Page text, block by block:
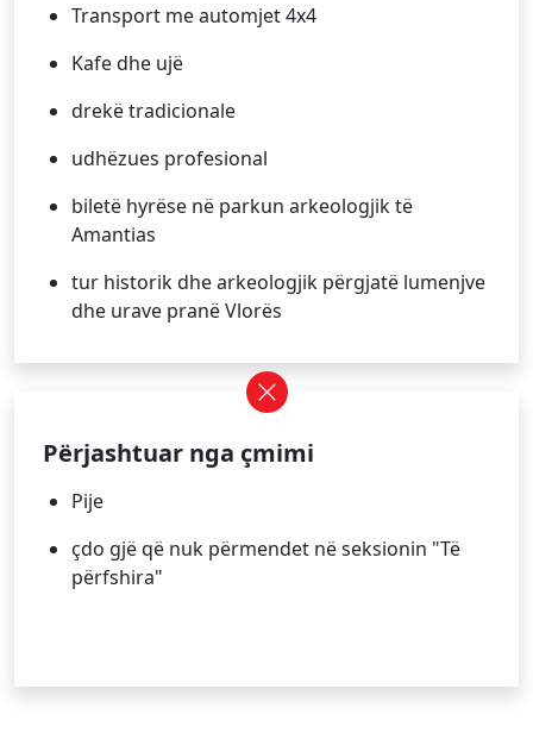
Transport me automjet 4x4
Kafe dhe ujë
drekë tradicionale
udhëzues profesional
biletë hyrëse në parkun arkeologjik të
Amantias
tur historik dhe arkeologjik përgjatë lumenjve
dhe urave pranë Vlorës
Përjashtuar nga çmimi
Pije
çdo gjë që nuk përmendet në seksionin "Të
përfshira"